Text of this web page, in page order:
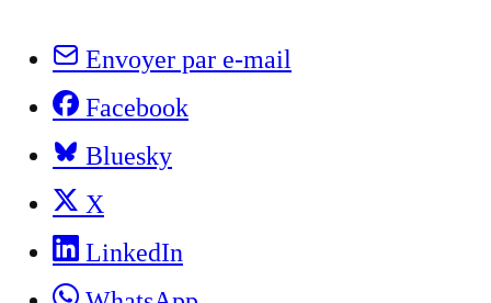
Envoyer par e-mail
Facebook
Bluesky
X
LinkedIn